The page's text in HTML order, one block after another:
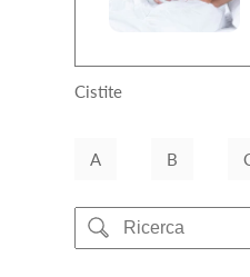
Cistite
A B